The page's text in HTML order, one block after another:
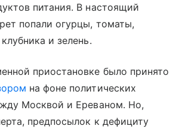
питания. В настоящий
попали огурцы, томаты,
и зелень.
приостановке было принято
на фоне политических
Москвой и Ереваном. Но,
предпосылок к дефициту